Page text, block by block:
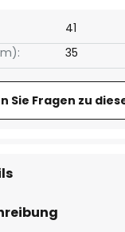
41
35
Sie Fragen zu